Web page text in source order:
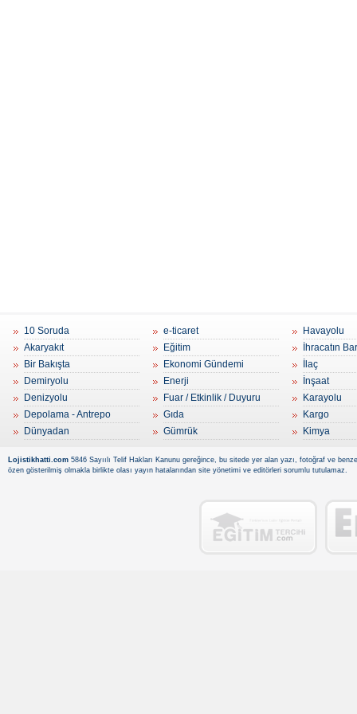
10 Soruda
Akaryakıt
Bir Bakışta
Demiryolu
Denizyolu
Depolama - Antrepo
Dünyadan
e-ticaret
Eğitim
Ekonomi Gündemi
Enerji
Fuar / Etkinlik / Duyuru
Gıda
Gümrük
Havayolu
İhracatın
İlaç
İnşaat
Karayolu
Kargo
Kimya
Lojistikhatti.com 5846 Sayıılı Telif Hakları Kanunu gereğince, bu sitede yer alan yazı, fotoğraf ve
özen gösterilmiş olmakla birlikte olası yayın hatalarından site yönetimi ve editörleri sorumlu tutulamaz.